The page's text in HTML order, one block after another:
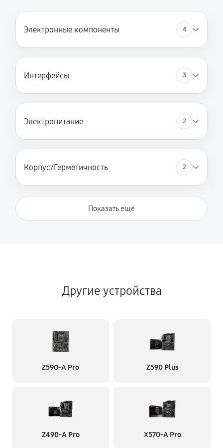
Электронные компоненты 4
Интерфейсы 3
Электропитание 2
Корпус/Герметичность 2
Показать ещё
Другие устройства
Z590-A Pro Z590 Plus
Z490-A Pro X570-A Pro